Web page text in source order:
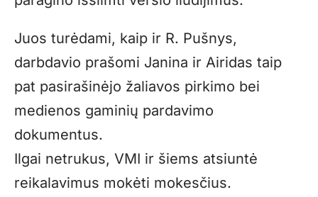
Juos turėdami, kaip ir R. Pušnys,
darbdavio prašomi Janina ir Airidas taip
pat pasirašinėjo žaliavos pirkimo bei
medienos gaminių pardavimo
dokumentus.
Ilgai netrukus, VMI ir šiems atsiuntė
reikalavimus mokėti mokesčius.